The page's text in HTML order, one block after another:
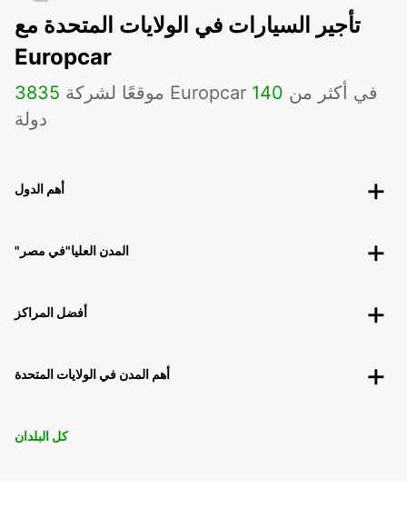
تأجير السيارات في الولايات المتحدة مع
Europcar
3835 موقعًا لشركة Europcar في أكثر من 140
دولة
أهم الدول
"المدن العليا"في مصر
أفضل المراكز
أهم المدن في الولايات المتحدة
كل البلدان